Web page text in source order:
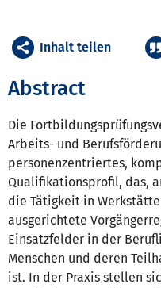
Abstract
Die
Arbeits- und
personenzentriertes,
Qualifikationsprofil, das,
die Tätigkeit in
ausgerichtete
Einsatzfelder in der
Menschen und deren
ist. In der Praxis stellen
Inhalt teilen